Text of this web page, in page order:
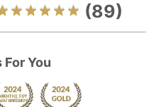
(89)
You